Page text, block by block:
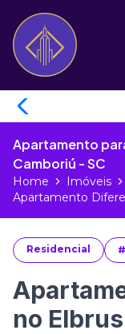
Apartamento
Camboriú - SC
Home Imóveis
Apartamento
Residencial #
no